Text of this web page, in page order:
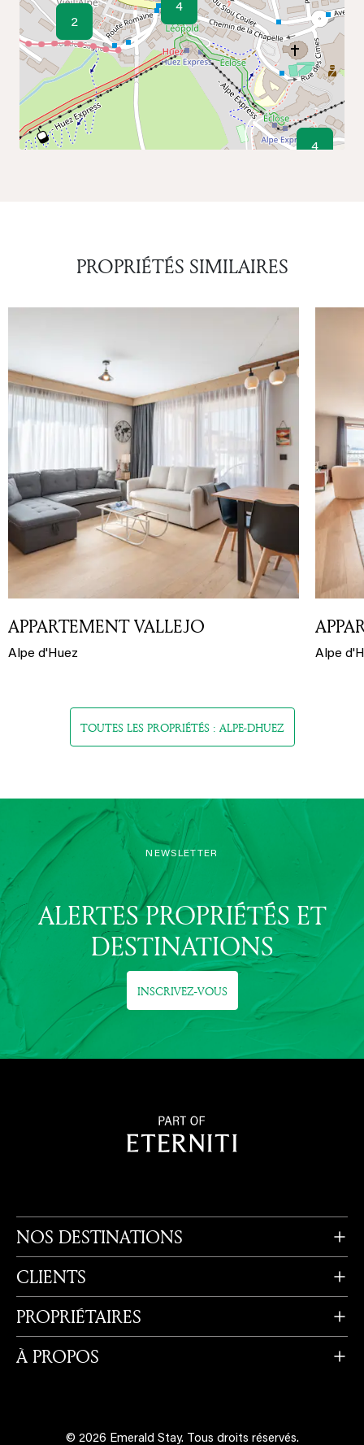
4
2
4
PROPRIÉTÉS SIMILAIRES
APPARTEMENT VALLEJO
Alpe d'Huez Alpe
TOUTES LES PROPRIÉTÉS : ALPE-DHUEZ
NEWSLETTER
ALERTES PROPRIÉTÉS ET
DESTINATIONS
INSCRIVEZ-VOUS
NOS DESTINATIONS
CLIENTS
PROPRIÉTAIRES
À PROPOS
© 2026 Emerald Stay. Tous droits réservés.